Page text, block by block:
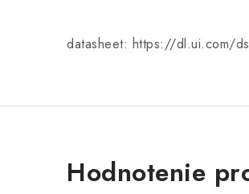
datasheet: https://dl.ui.com/
Hodnotenie